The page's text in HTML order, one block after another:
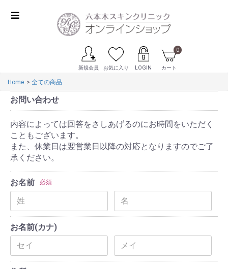
新規会員 お気に入り LOGIN
0
カート
Home 全ての商品
お問い合わせ
内容によっては回答をさしあげるのにお時間をいただく
こともございます。
また、休業日は翌営業日以降の対応となりますのでご了
承ください。
お名前 必須
お名前(カナ)